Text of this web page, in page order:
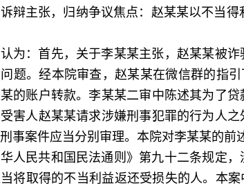
主张，归纳争议焦点：赵某某以不当得
：首先，关于李某某主张，赵某某被诈
题。经本院审查，赵某某在微信群的指
的账户转款。李某某二审中陈述其为了
害人赵某某请求涉嫌刑事犯罪的行为人
事案件应当分别审理。本院对李某某的前
民共和国民法通则》第九十二条规定，
将取得的不当利益返还受损失的人。本